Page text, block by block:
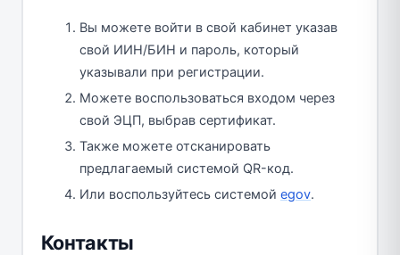
Вы можете войти в свой кабинет указав
свой ИИН/БИН и пароль, который
указывали при регистрации.
Можете воспользоваться входом через
свой ЭЦП, выбрав сертификат.
Также можете отсканировать
предлагаемый системой QR-код.
Или воспользуйтесь системой egov.
Контакты